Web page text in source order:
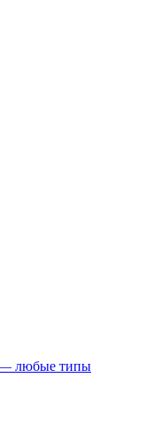
— любые типы